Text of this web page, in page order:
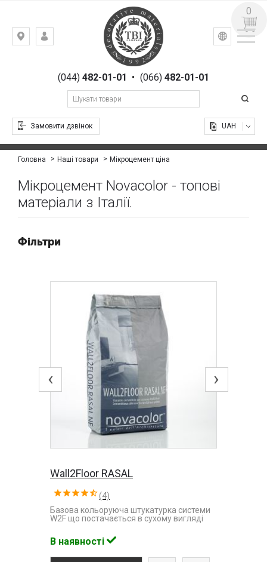
Київ,
Гоголівська,(044)482-01-01 • (066) 482-01-01
Замовити дзвінок
УКР РУС
UAH
0
Головна Наші товари Мікроцемент ціна
Мікроцемент Novacolor - топові
матеріали з Італії.
Фільтри
‹ ›
Wall2Floor RASAL
(4)
Базова кольоруюча штукатурка системи
W2F що постачається в сухому вигляді
В наявності